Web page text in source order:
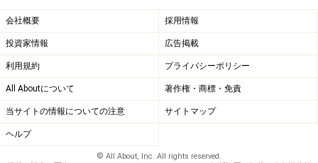
会社概要 採用情報
投資家情報 広告掲載
利用規約 プライバシーポリシー
All Aboutについて 著作権・商標・免責
当サイトの情報についての注意 サイトマップ
ヘルプ
© All About, Inc. All rights reserved.